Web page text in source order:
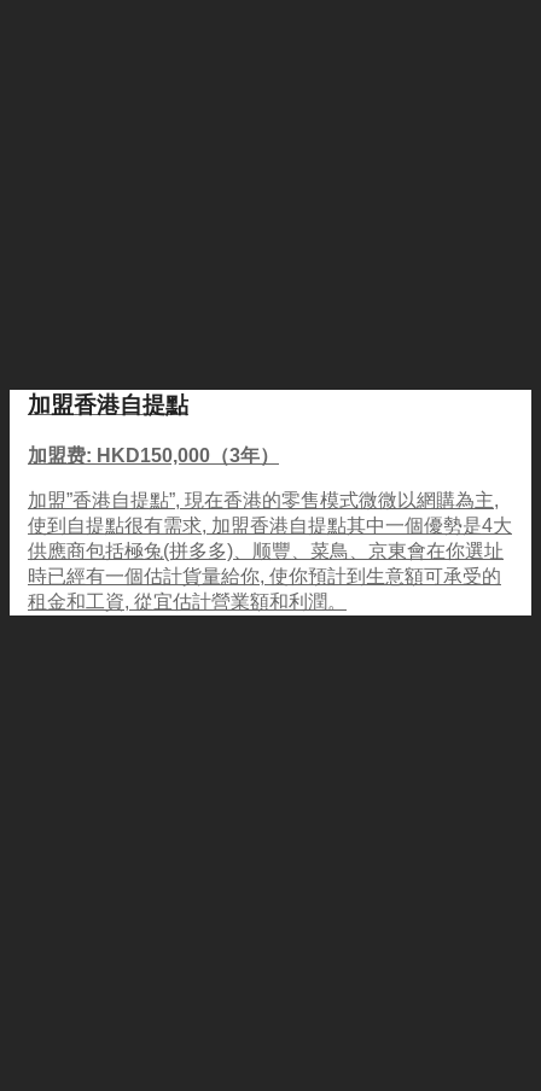
加盟香港自提點
加盟费: HKD150,000（3年）
加盟”香港自提點”, 現在香港的零售模式微微以網購為主,
使到自提點很有需求, 加盟香港自提點其中一個優勢是4大
供應商包括極兔(拼多多)、顺豐、菜鳥、京東會在你選址
時已經有一個估計貨量給你, 使你預計到生意額可承受的
租金和工資, 從宜估計營業額和利潤。